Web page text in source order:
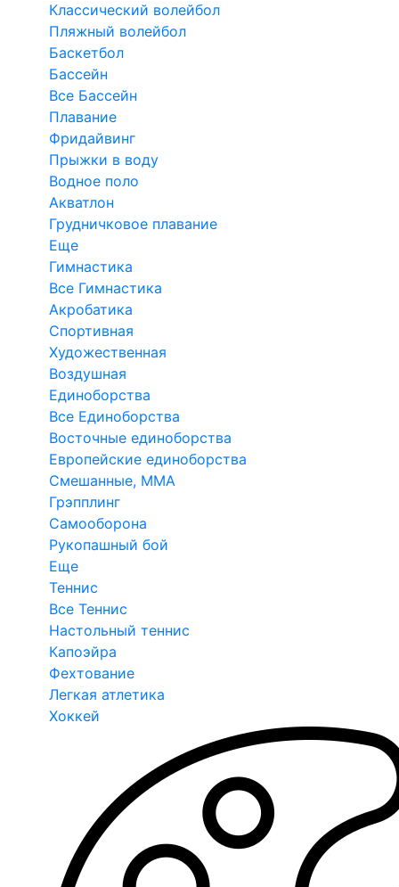
Классический волейбол
Пляжный волейбол
Баскетбол
Бассейн
Все Бассейн
Плавание
Фридайвинг
Прыжки в воду
Водное поло
Акватлон
Грудничковое плавание
Еще
Гимнастика
Все Гимнастика
Акробатика
Спортивная
Художественная
Воздушная
Единоборства
Все Единоборства
Восточные единоборства
Европейские единоборства
Смешанные, ММА
Грэпплинг
Самооборона
Рукопашный бой
Еще
Теннис
Все Теннис
Настольный теннис
Капоэйра
Фехтование
Легкая атлетика
Хоккей